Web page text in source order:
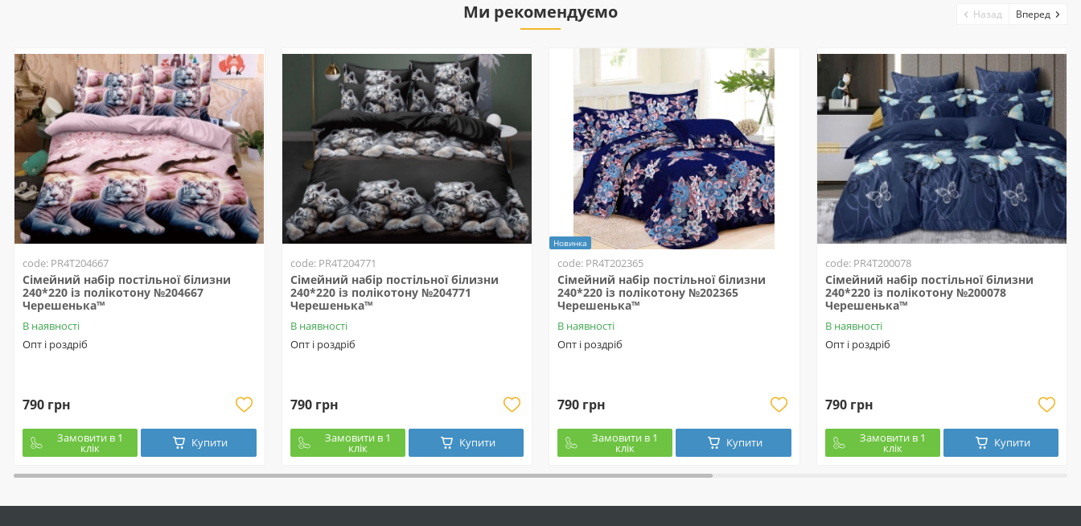
Ми рекомендуємо
code: PR4T204667
Сімейний набір постільної білизни
240*220 із полікотону №204667
Черешенька™
В наявності
Опт і роздріб
790 грн
Замовити в 1
клік Купити
code: PR4T204771
Сімейний набір постільної білизни
240*220 із полікотону №204771
Черешенька™
В наявності
Опт і роздріб
790 грн
Замовити в 1
клік Купити
Новинка
code: PR4T202365
Сімейний набір постільної білизни
240*220 із полікотону №202365
Черешенька™
В наявності
Опт і роздріб
790 грн
Замовити в 1
клік Купити
code: PR4T200078
Сімейний набір постільної білизни
240*220 із полікотону №200078
Черешенька™
В наявності
Опт і роздріб
790 грн
Замовити в 1
клік Купити
Назад Вперед